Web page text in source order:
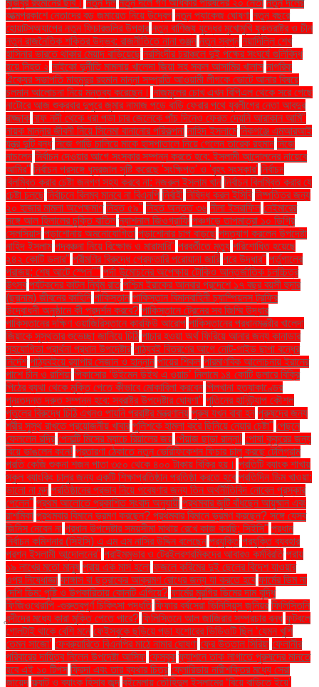
আত্মপ্রকাশে নেতাদের বড় জমায়েত নিয়ে উদ্বেগ নতুন প্যাকেজ ঘোষণা নতুন বছরে
হোয়াটসঅ্যাপের নতুন ফিচারগুলির উপহার নতুন বাণিজ্য যুদ্ধের মুখোমুখি যুক্তরাষ্ট্র ও চীন
নতুন রাজনৈতিক শক্তির উদ্ভব: রাজনীতিতে নানা গুঞ্জন নতুন স্বপ্ন নয়াদিল্লি শেখ
হাসিনার ভারতে থাকার মেয়াদ বাড়িয়েছে নরসিংদীর চরাঞ্চলে দুই পক্ষের সংঘর্ষে গুলিবিদ্ধ
হয়ে নিহত ২ নাইকো দুর্নীতি মামলায় খালেদা জিয়া সহ সকল আসামির খালাস নাগরিক
ঐক্যের সভাপতি মাহমুদুর রহমান মান্না সম্প্রতি আওয়ামী লীগকে ভোটে আনার বিষয়ে
চলমান আলোচনা নিয়ে মন্তব্য করেছেন। নাজমুলের চোখ এখন বিপিএল থেকে সরে গেছে
নাটোরে আজ শুক্রবার দুপুরে জুমার নামাজ পড়ে বাড়ি ফেরার পথে যুবলীগের নেতা আবদুর
রাজ্জাক নাফ নদী থেকে ধরা পড়া চার জেলেকে পাঁচ দিনেও ফেরত দেয়নি আরাকান আর্মি"
নায়ক মান্নার জীবনী নিয়ে সিনেমা বানানোর পরিকল্পনা নাহিদ ইসলামে নিকগঞ্জে এমআরআই
যন্ত্র দুটি বন্ধ নিজে গাড়ি চালিয়ে মাকে হাসপাতালে নিয়ে গেলেন তারেক রহমান নিজে
নাচলেন নির্বাচন দেওয়ার আগে সংস্কার সম্পন্ন করতে হবে: ইসলামী আন্দোলনের নায়েবে
আমির" নির্বাচন প্রসঙ্গে ধূম্রজাল সৃষ্টি করেছে 'সংক্ষিপ্ত' ও 'বৃহৎ সংস্কার' নির্বাচন
বিলম্বিত করার চেষ্টা জনগণ সহ্য করবে না: নজরুল ইসলাম খান নির্বাচন বিলম্বিত করার যে
চেষ্টা চলছে নির্বাচনে বিলম্ব মানবে না বিএনপি নির্বাহী নিষিদ্ধ করল ইসিবি নিষ্পত্তির জন্য
২০ হাজার মামলা অপেক্ষমাণ নিহত ৫৯" নিহত অন্তত ৩৬ নীলা ইসরাফিল নেইমারের
সঙ্গে আল হিলালের চুক্তি বাতিল ন্যাশনাল জিওগ্রাফি পঞ্চগড়ে তাপমাত্রা ১০ ডিগ্রি
সেলসিয়াস পড়াশোনায় অমনোযোগিতা পড়াশোনার চাপ বাড়ছে পদত্যাগ করলেন উপদেষ্টা
নাহিদ ইসলাম পদবঞ্চনা নিয়ে বিক্ষোভ ও মারামারি" পরবর্তীতে মৃত্যু পরিশোধিত হয়েছে
২৪২ কোটি ডলার" পরীমণির বিরুদ্ধে গ্রেফতারি পরোয়ানা জারি পরে উদ্ধার" পর্তুগালের
পরাজয়; শেষ আটে স্পেন"" পর্দা উন্মোচনের অপেক্ষায় টোকিও আন্তর্জাতিক চলচ্চিত্র
উৎসব পর্যটকদের কাটল নির্ঘুম রাত পশ্চিম ইরাকের আনবার প্রদেশে ১৭ বছর বয়সী হুদার
(ছদ্মনাম) জীবনের কাহিনি পাকিস্তান পাকিস্তান বিমানবাহিনী চ্যাম্পিয়নস ট্রফির
উদ্বোধনী অনুষ্ঠানে কী প্রদর্শন করবে? পাকিস্তানে ট্রেনের সব জিম্মি উদ্ধার
পাকিস্তানের দক্ষিণ ওয়াজিরিস্তানে কারফিউ আরোপ পাকিস্তানের প্রধানমন্ত্রীর খালেদা
জিয়াকে সুস্থতার শুভেচ্ছা জানিয়ে চিঠি পাচার হওয়া অর্থ ফিরিয়ে আনার জন্য কানাডার
সহযোগিতা প্রার্থনা প্রধান উপদেষ্টার পাঠ্যবই বিতরণের আগে নোট-গাইড ছাপা বন্ধের
নির্দেশ পাঠ্যবইয়ে র‍্যাপার সেজান ও হান্নান পায়ের শিকল পারমাণবিক আলোচনায় ইরানের
পাশে চীন ও রাশিয়া পিকাসোর ‘উইমেন উইথ এ ওয়াচ’ নিলামে ১৪ কোটি ডলারে বিক্রি
পিঠের ব্যথা থেকে মুক্তি পেতে কীভাবে মোকাবিলা করবেন পিলখানা হত্যাকাণ্ডের
পুনঃতদন্ত দ্রুত সম্পন্ন হবে: স্বরাষ্ট্র উপদেষ্টার ঘোষণা" পুতিনের হানিট্র্যাপ কৌশল
পুতুলের বিরুদ্ধে চিঠি এখনও পায়নি পররাষ্ট্র মন্ত্রণালয় পুরুষ যখন বাবা হন পুরুষদের জন্য
শরীর সুস্থ রাখতে প্রয়োজনীয় খাবার পুলিশকে হামলা করে ছিনিয়ে নেয়ার চেষ্টা" পেছনে
ফেললেন রদ্রি পেনাল্টি মিসের ম্যাচে রিয়ালের জয় পেঁয়াজ ছাড়া রান্না! পোষা কুকুরের জন্য
বিয়ে ভাঙলেন কনে! প্রতারণা ঠেকাতে নতুন ভেরিফিকেশন ফিচার চালু করছে টেলিগ্রাম
প্রতি কেজি শুকনা শজন পাতা ৩৫০ থেকে ৪০০ টাকায় বিক্রি হয়। প্রতিটি ব্যাংক শাখায়
স্কুল ব্যাংকিং চালুর জন্য একটি শিক্ষাপ্রতিষ্ঠান প্রতিষ্ঠা করতে হবে প্রতিদিন ডিম খাওয়া:
ভালো না মন্দ প্রতিষ্ঠানের প্রভাব নিয়ে গবেষণার জন্য তিন অর্থনীতিবিদ নোবেল পুরস্কার
পেলেন" প্রথম আলোতে প্রকাশিত সংবাদ অনুযায়ী প্রথমবার জুটি বাঁধছেন আয়ুষ্মান এবং
রাশমিকা প্রথমবার বিমানে ভ্রমণ করছেন? প্রথমবার বিমানে ভ্রমণ করছেন? সঙ্গে যেসব
জিনিস নেবেন না প্রধান উপদেষ্টার সময়সীমা মাথায় রেখে কাজ করছি: সিইসি" প্রধান
নির্বাচন কমিশনার (সিইসি) এ এম এম নাসির উদ্দিন বলেছেন প্রযুক্তি প্রযুক্তি ব্যবহার
প্রশ্ন ইসলামী আন্দোলনের" প্রাইমমুভার ও ট্রেইলরশ্রমিকদের আবারও কর্মবিরতি প্রায়
১৯ লাখের মতো মানুষ প্রায় এক মাস হলো ফজলে করিমের দুই ছেলের বিদেশ যাওয়ার
ওপর নিষেধাজ্ঞা ফাঙ্গাস বা ছত্রাকের আক্রমণ রোধের জন্য যা করতে হবে ফার্মের ডিম না
দেশি ডিম: পুষ্টি ও উপকারিতায় কোনটি এগিয়ে? ফার্মের মুরগির ডিমের দাম বৃদ্ধি
ফিজিওথেরাপি -গুরুত্বপূর্ণ চিকিৎসা পদ্ধতি ফিফার বর্ষসেরা ভিনিসিয়ুস জুনিয়র ফিলিস্তিনি
বন্দীদের মধ্যে কারা মুক্তি পেতে পারে? ফিলিস্তিনে আল জাজিরার সম্প্রচার বন্ধ ফুটবলে
গোলটাই থাকে বেশি মনে ফেইসবুকে ছড়িয়ে পড়া যশোরের ভিডিওটি ছিল ‘যেমন খুশি
তেমন সাজো’ ফেব্রুয়ারিতে বিএনপির মাঠে নামার ঘোষণা ফের উত্তাল সিরিয়া ফেলানীর
পরিবারের দায়িত্ব নিলেন উপদেষ্টা আসিফ ফেসবুক ফ্যাশনে তাক লাগাতে পুরুষদের মানতে
হবে এই ১০ টিপস ফ্রিদা এবং তার ব্যথার চিত্র ফ্লোরিডায় নারীশক্তির মধ্যে সেরা
জায়েদ ফ্ল্যাট ও ব্যাংক হিসাব জব্দ বইমেলায় তৌহিদুল ইসলামের ‘বিয়ে বাড়িতে ইয়ে’